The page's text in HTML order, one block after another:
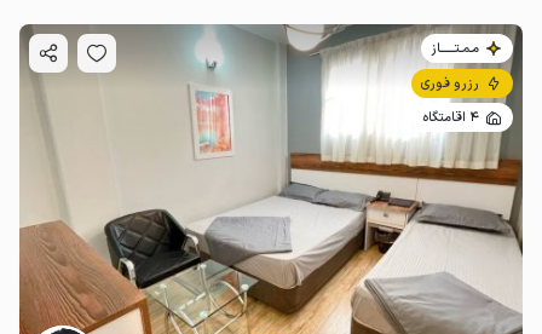
مـمـتــــــاز
رزرو فوری
4 اقامتگاه